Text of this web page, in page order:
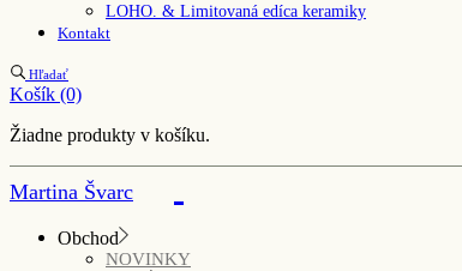
LOHO. & Limitovaná edíca keramiky
Kontakt
Hľadať
Košík (0)
Žiadne produkty v košíku.
Martina Švarc
Obchod
NOVINKY